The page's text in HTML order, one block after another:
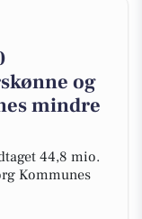
og
mindre
44,8 mio.
Kommunes